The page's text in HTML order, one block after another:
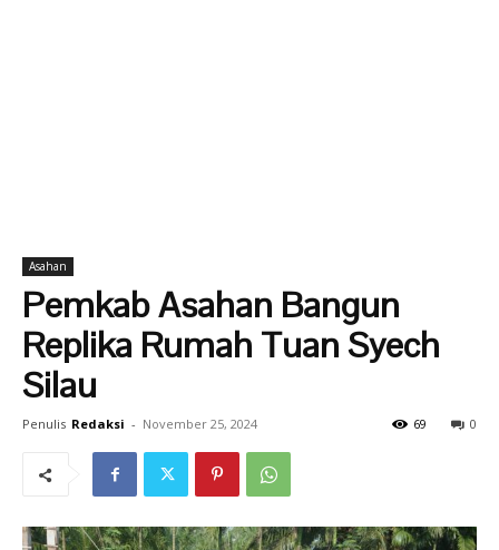
Asahan
Pemkab Asahan Bangun
Replika Rumah Tuan Syech
Silau
Penulis Redaksi - November 25, 2024 0
69